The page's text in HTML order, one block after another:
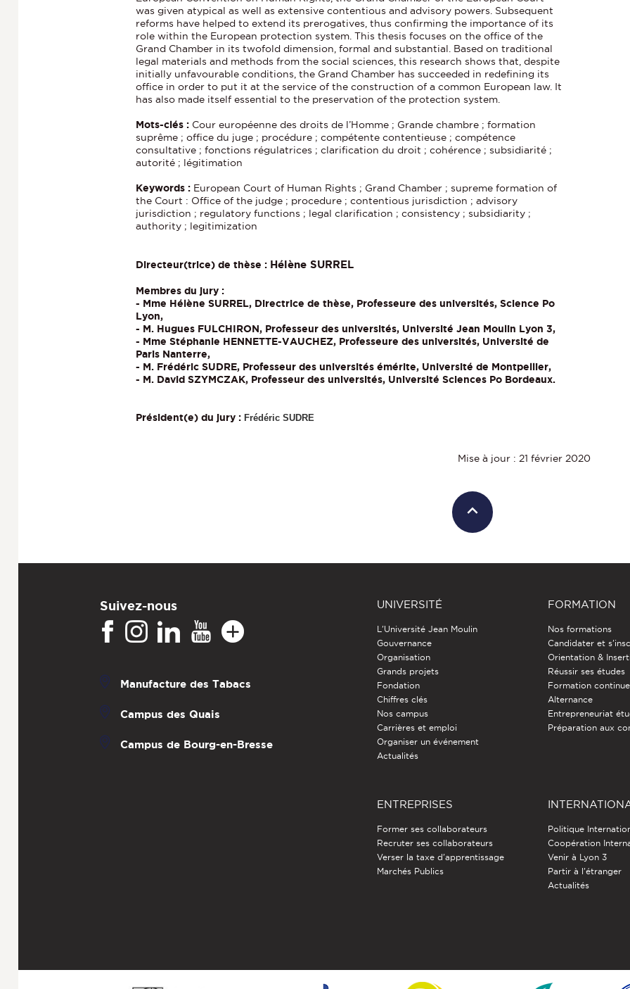
was given atypical as well as extensive contentious and advisory powers. Subsequent
reforms have helped to extend its prerogatives, thus confirming the importance of its
role within the European protection system. This thesis focuses on the office of the
Grand Chamber in its twofold dimension, formal and substantial. Based on traditional
legal materials and methods from the social sciences, this research shows that, despite
initially unfavourable conditions, the Grand Chamber has succeeded in redefining its
office in order to put it at the service of the construction of a common European law. It
has also made itself essential to the preservation of the protection system.
Mots-clés : Cour européenne des droits de l’Homme ; Grande chambre ; formation
suprême ; office du juge ; procédure ; compétente contentieuse ; compétence
consultative ; fonctions régulatrices ; clarification du droit ; cohérence ; subsidiarité ;
autorité ; légitimation
Keywords : European Court of Human Rights ; Grand Chamber ; supreme formation of
the Court : Office of the judge ; procedure ; contentious jurisdiction ; advisory
jurisdiction ; regulatory functions ; legal clarification ; consistency ; subsidiarity ;
authority ; legitimization
Directeur(trice) de thèse : Hélène SURREL
Membres du jury :
- Mme Hélène SURREL, Directrice de thèse, Professeure des universités, Science Po
Lyon,
- M. Hugues FULCHIRON, Professeur des universités, Université Jean Moulin Lyon 3,
- Mme Stéphanie HENNETTE-VAUCHEZ, Professeure des universités, Université de
Paris Nanterre,
- M. Frédéric SUDRE, Professeur des universités émérite, Université de Montpellier,
- M. David SZYMCZAK, Professeur des universités, Université Sciences Po Bordeaux.
Président(e) du jury : Frédéric SUDRE
Mise à jour : 21 février 2020
Suivez-nous
Manufacture des Tabacs
Campus des Quais
Campus de Bourg-en-Bresse
UNIVERSITÉ
L'Université Jean Moulin
Gouvernance
Organisation
Grands projets
Fondation
Chiffres clés
Nos campus
Carrières et emploi
Organiser un événement
Actualités
FORMATION
Nos formations
Candidater et
Orientation &
Réussir ses études
Formation continue
Alternance
Entrepreneuriat
Préparation aux
ENTREPRISES
Former ses collaborateurs
Recruter ses collaborateurs
Verser la taxe d'apprentissage
Marchés Publics
Politique
Coopération
Venir à Lyon 3
Partir à l'étranger
Actualités